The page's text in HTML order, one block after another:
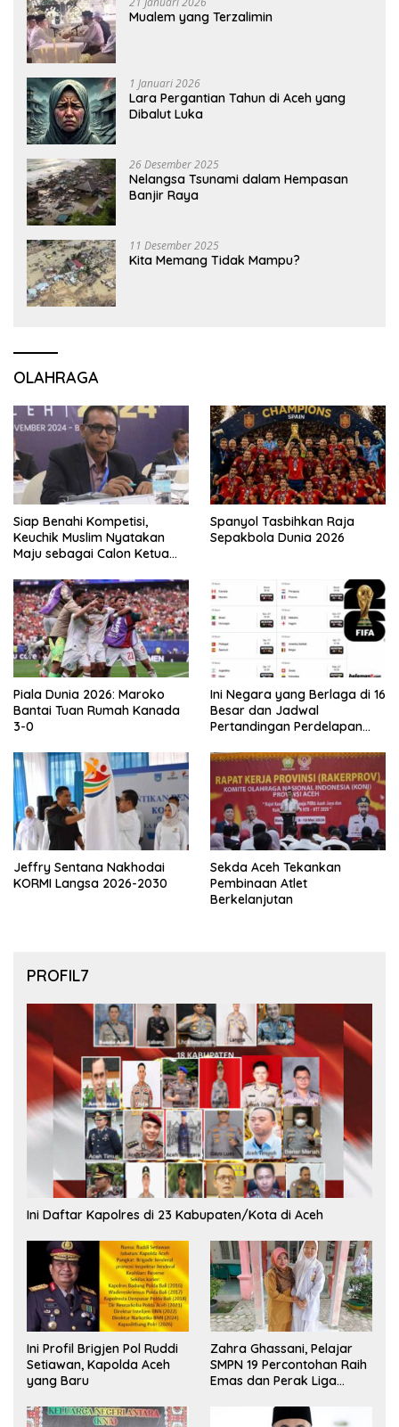
Mualem yang Terzalimin
1 Januari 2026
Lara Pergantian Tahun di Aceh yang
Dibalut Luka
26 Desember 2025
Nelangsa Tsunami dalam Hempasan
Banjir Raya
11 Desember 2025
Kita Memang Tidak Mampu?
OLAHRAGA
Siap Benahi Kompetisi,
Keuchik Muslim Nyatakan
Maju sebagai Calon Ketua
Spanyol Tasbihkan Raja
Sepakbola Dunia 2026
Piala Dunia 2026: Maroko
Bantai Tuan Rumah Kanada
3-0
Ini Negara yang Berlaga di 16
Besar dan Jadwal
Pertandingan Perdelapan
Jeffry Sentana Nakhodai
KORMI Langsa 2026-2030
Sekda Aceh Tekankan
Pembinaan Atlet
Berkelanjutan
PROFIL7
Ini Daftar Kapolres di 23 Kabupaten/Kota di Aceh
Ini Profil Brigjen Pol Ruddi
Setiawan, Kapolda Aceh
yang Baru
Zahra Ghassani, Pelajar
SMPN 19 Percontohan Raih
Emas dan Perak Liga